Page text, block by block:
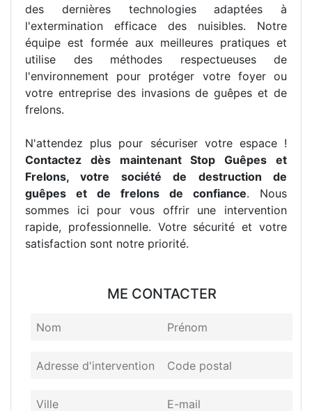
des dernières technologies adaptées à
l'extermination efficace des nuisibles. Notre
équipe est formée aux meilleures pratiques et
utilise des méthodes respectueuses de
l'environnement pour protéger votre foyer ou
votre entreprise des invasions de guêpes et de
frelons.
N'attendez plus pour sécuriser votre espace !
Contactez dès maintenant Stop Guêpes et
Frelons, votre société de destruction de
guêpes et de frelons de confiance. Nous
sommes ici pour vous offrir une intervention
rapide, professionnelle. Votre sécurité et votre
satisfaction sont notre priorité.
ME CONTACTER